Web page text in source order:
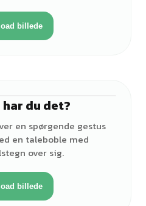
billede
du det?
en spørgende gestus
en taleboble med
over sig.
billede